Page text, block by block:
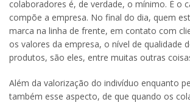
colaboradores é, de verdade, o mínimo. É o
compõe a empresa. No final do dia, quem
marca na linha de frente, em contato com
os valores da empresa, o nível de qualidade
produtos, são eles, entre muitas outras
Além da valorização do indivíduo enquanto
também esse aspecto, de que quando os